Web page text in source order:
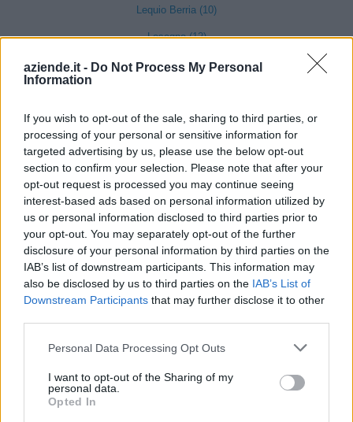
aziende.it - Do Not Process My Personal
Information
If you wish to opt-out of the sale, sharing to third parties, or
processing of your personal or sensitive information for
targeted advertising by us, please use the below opt-out
section to confirm your selection. Please note that after your
opt-out request is processed you may continue seeing
interest-based ads based on personal information utilized by
us or personal information disclosed to third parties prior to
your opt-out. You may separately opt-out of the further
disclosure of your personal information by third parties on the
IAB’s list of downstream participants. This information may
also be disclosed by us to third parties on the IAB’s List of
Downstream Participants that may further disclose it to other
Personal Data Processing Opt Outs
I want to opt-out of the Sharing of my
personal data.
Opted In
Lequio Berria (10)
Lesegno (12)
Levice (2)
Lisio (1)
Magliano Alpi (61)
Magliano Alfieri (21)
Mango (26)
Manta (55)
Marene (74)
Margarita (15)
Marsaglia (3)
Martiniana Po (1)